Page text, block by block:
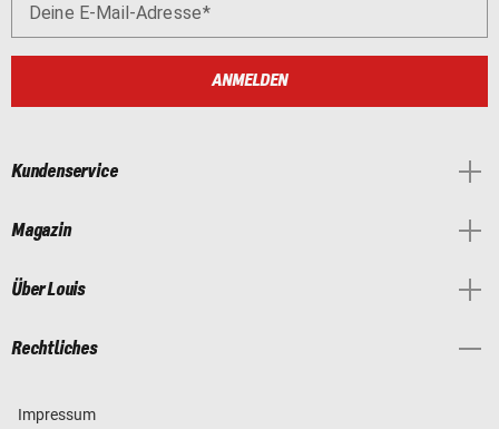
Deine E-Mail-Adresse
ANMELDEN
Kundenservice
Magazin
Über Louis
Rechtliches
Impressum